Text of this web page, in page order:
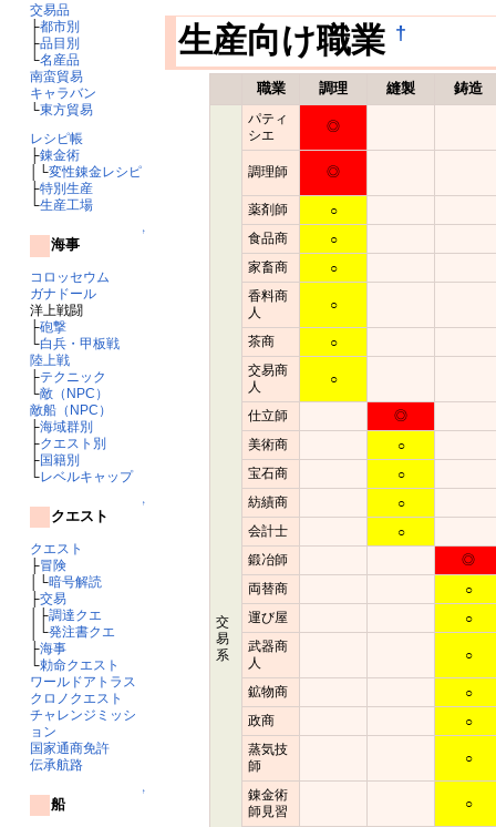
交易品
├都市別
├品目別
└名産品
南蛮貿易
キャラバン
└東方貿易
レシピ帳
├錬金術
│└変性錬金レシピ
├特別生産
└生産工場
↑
海事
コロッセウム
ガナドール
洋上戦闘
├砲撃
└白兵・甲板戦
陸上戦
├テクニック
└敵（NPC）
敵船（NPC）
├海域群別
├クエスト別
├国籍別
└レベルキャップ
↑
クエスト
クエスト
├冒険
│└暗号解読
├交易
│├調達クエ
│└発注書クエ
├海事
└勅命クエスト
ワールドアトラス
クロノクエスト
チャレンジミッシ
ョン
国家通商免許
伝承航路
↑
船
生産向け職業 †
職業 調理 縫製 鋳造
交
易
系
パティ
シエ
◎
調理師 ◎
薬剤師
○
食品商
○
家畜商
○
香料商
人
○
茶商
○
交易商
人
○
仕立師
◎
美術商
○
宝石商
○
紡績商
○
会計士
○
鍛冶師
◎
両替商
○
運び屋
○
武器商
人
○
鉱物商
○
政商
○
蒸気技
師
○
錬金術
師見習
○